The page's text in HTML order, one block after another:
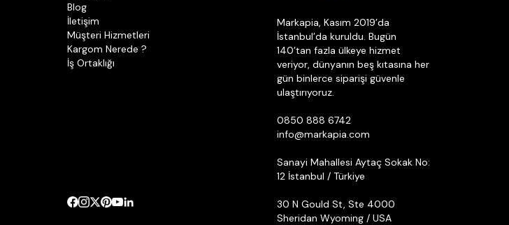
Blog
İletişim
Müşteri Hizmetleri
Kargom Nerede ?
İş Ortaklığı
Markapia, Kasım 2019’da
İstanbul’da kuruldu. Bugün
140’tan fazla ülkeye hizmet
veriyor, dünyanın beş kıtasına her
gün binlerce siparişi güvenle
ulaştırıyoruz.
0850 888 6742
info@markapia.com
Sanayi Mahallesi Aytaç Sokak No:
12 İstanbul / Türkiye
30 N Gould St, Ste 4000
Sheridan Wyoming / USA